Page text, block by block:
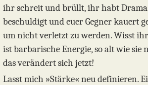
ihr schreit und brüllt, ihr habt
beschuldigt und euer Gegner kauert
um nicht verletzt zu werden. Wisst
ist barbarische Energie, so alt wie sie
das verändert sich jetzt!
Lasst mich »Stärke« neu definieren.